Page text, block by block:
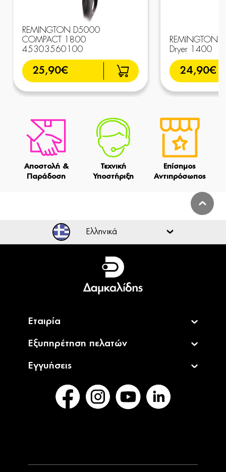
REMINGTON D5000
COMPACT 1800
45303560100
25,90€
REMINGTON
Dryer 1400
24,90€
Αποστολή &
Παράδοση
Τεχνική
Υποστήριξη
Επίσημος
Αντιπρόσωπος
Ελληνικά
Ελληνικά
English
Εταιρία
Εξυπηρέτηση πελατών
Εγγυήσεις